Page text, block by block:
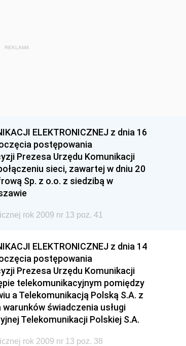
REKLAMA
ELEKTRONICZNEJ z dnia 16
postępowania
Prezesa Urzędu Komunikacji
sieci, zawartej w dniu 20
Sp. z o.o. z siedzibą w
rok 2009 nr 13 poz. 41
ELEKTRONICZNEJ z dnia 14
postępowania
Prezesa Urzędu Komunikacji
telekomunikacyjnym pomiędzy
a Telekomunikacją Polską S.A. z
świadczenia usługi
Telekomunikacji Polskiej S.A.
rok 2009 nr 13 poz. 38